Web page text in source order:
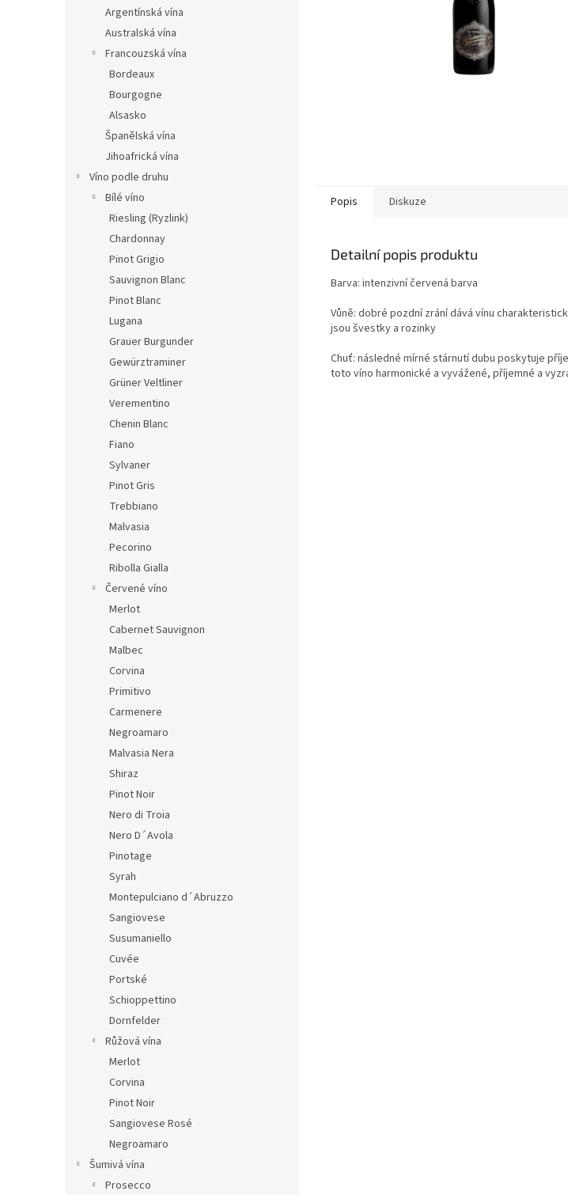
Argentínská vína
Australská vína
Francouzská vína
Bordeaux
Bourgogne
Alsasko
Španělská vína
Jihoafrická vína
Víno podle druhu
Bílé víno
Riesling (Ryzlink)
Chardonnay
Pinot Grigio
Sauvignon Blanc
Pinot Blanc
Lugana
Grauer Burgunder
Gewürztraminer
Grüner Veltliner
Verementino
Chenin Blanc
Fiano
Sylvaner
Pinot Gris
Trebbiano
Malvasia
Pecorino
Ribolla Gialla
Červené víno
Merlot
Cabernet Sauvignon
Malbec
Corvina
Primitivo
Carmenere
Negroamaro
Malvasia Nera
Shiraz
Pinot Noir
Nero di Troia
Nero D´Avola
Pinotage
Syrah
Montepulciano d´Abruzzo
Sangiovese
Susumaniello
Cuvée
Portské
Schioppettino
Dornfelder
Růžová vína
Merlot
Corvina
Pinot Noir
Sangiovese Rosé
Negroamaro
Šumivá vína
Prosecco
Popis Diskuze
Detailní popis produktu
Barva: intenzivní červená barva
Vůně: dobré pozdní zrání dává vínu
jsou švestky a rozinky
Chuť: následné mírné stárnutí dubu poskytuje
toto víno harmonické a vyvážené, příjemné a